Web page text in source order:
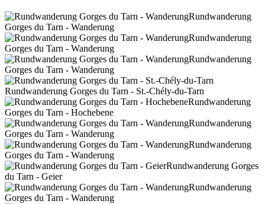
Rundwanderung
Gorges du Tarn - Wanderung
Rundwanderung
Gorges du Tarn - Wanderung
Rundwanderung
Gorges du Tarn - Wanderung
Rundwanderung Gorges du Tarn - St.-Chély-du-Tarn
Rundwanderung
Gorges du Tarn - Hochebene
Rundwanderung
Gorges du Tarn - Wanderung
Rundwanderung
Gorges du Tarn - Wanderung
Rundwanderung Gorges
du Tarn - Geier
Rundwanderung
Gorges du Tarn - Wanderung